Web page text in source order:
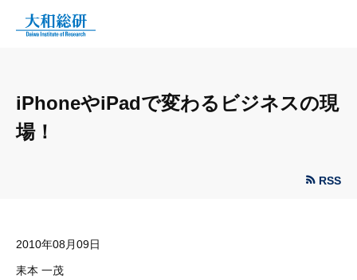
iPhoneやiPadで変わるビジネスの現
場！
RSS
2010年08月09日
耒本 一茂